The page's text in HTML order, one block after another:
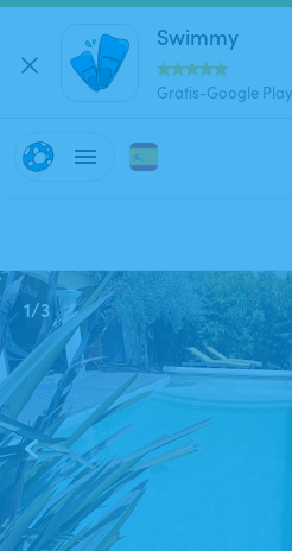
Swimmy
Gratis-Google Play
1/3